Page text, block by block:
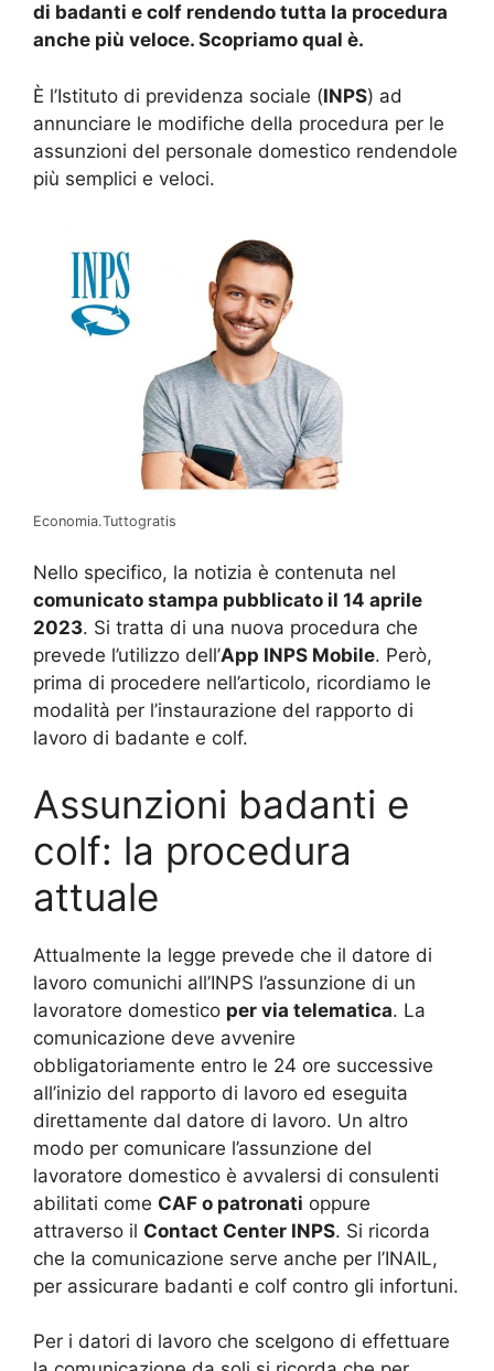
di badanti e colf rendendo tutta la procedura
anche più veloce. Scopriamo qual è.
È l’Istituto di previdenza sociale (INPS) ad
annunciare le modifiche della procedura per le
assunzioni del personale domestico rendendole
più semplici e veloci.
Economia.Tuttogratis
Nello specifico, la notizia è contenuta nel
comunicato stampa pubblicato il 14 aprile
2023. Si tratta di una nuova procedura che
prevede l’utilizzo dell’App INPS Mobile. Però,
prima di procedere nell’articolo, ricordiamo le
modalità per l’instaurazione del rapporto di
lavoro di badante e colf.
Assunzioni badanti e
colf: la procedura
attuale
Attualmente la legge prevede che il datore di
lavoro comunichi all’INPS l’assunzione di un
lavoratore domestico per via telematica. La
comunicazione deve avvenire
obbligatoriamente entro le 24 ore successive
all’inizio del rapporto di lavoro ed eseguita
direttamente dal datore di lavoro. Un altro
modo per comunicare l’assunzione del
lavoratore domestico è avvalersi di consulenti
abilitati come CAF o patronati oppure
attraverso il Contact Center INPS. Si ricorda
che la comunicazione serve anche per l’INAIL,
per assicurare badanti e colf contro gli infortuni.
Per i datori di lavoro che scelgono di effettuare